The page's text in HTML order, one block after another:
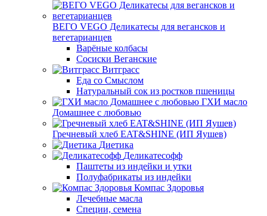
ВЕГО VEGO Деликатесы для вегансков и
вегетарианцев
Варёные колбасы
Сосиски Веганские
Витграсс
Еда со Смыслом
Натуральный сок из ростков пшеницы
ГХИ масло
Домашнее с любовью
Гречневый хлеб EAT&SHINE (ИП Яушев)
Диетика
Деликатесофф
Паштеты из индейки и утки
Полуфабрикаты из индейки
Компас Здоровья
Лечебные масла
Специи, семена